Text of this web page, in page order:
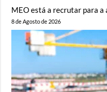
MEO está a recrutar para
8 de Agosto de 2026